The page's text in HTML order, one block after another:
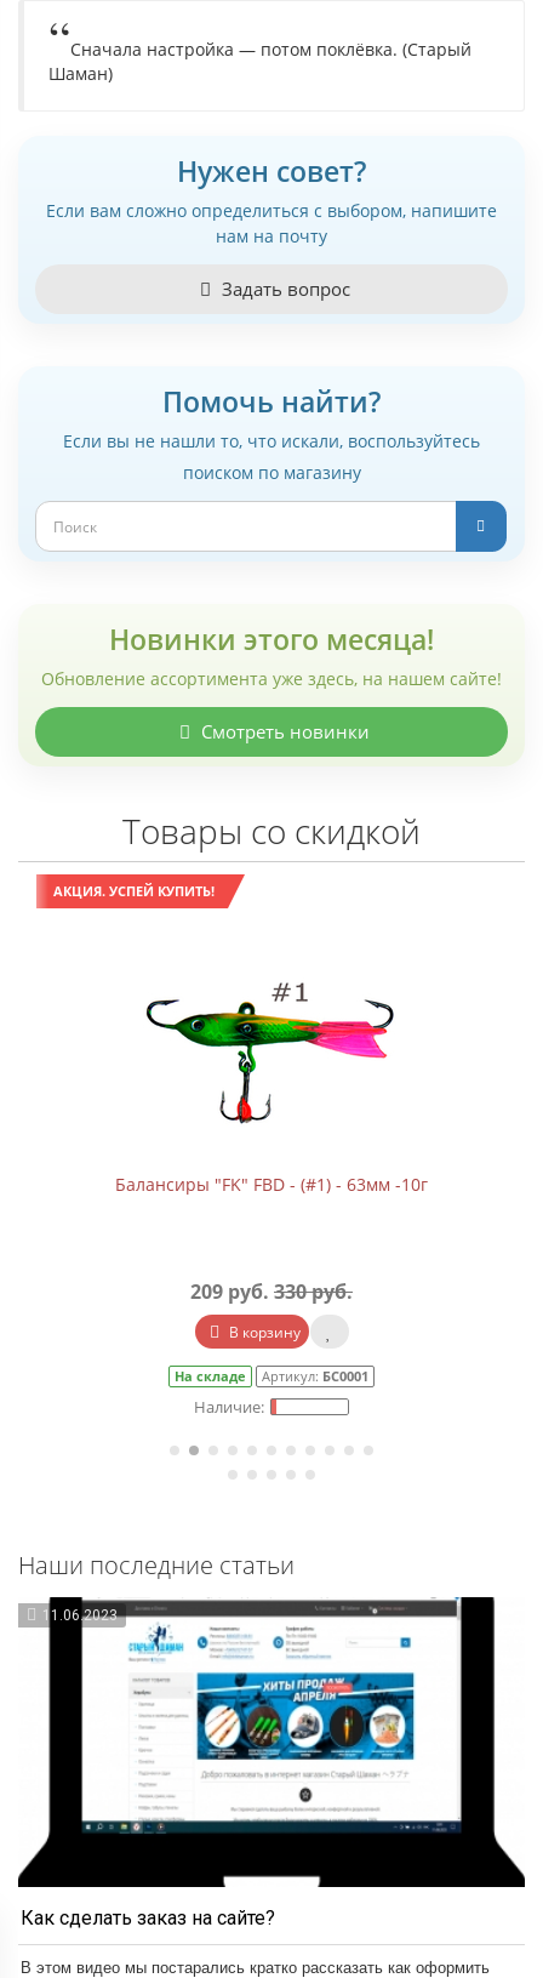
Сначала настройка — потом поклёвка. (Старый
Шаман)
Нужен совет?
Если вам сложно определиться с выбором, напишите
нам на почту
Задать вопрос
Помочь найти?
Если вы не нашли то, что искали, воспользуйтесь
поиском по магазину
Новинки этого месяца!
Обновление ассортимента уже здесь, на нашем сайте!
Смотреть новинки
Товары со скидкой
АКЦИЯ. УСПЕЙ КУПИТЬ!
Балансиры "FK" FBD - (#1) - 63мм -10г
209 руб. 330 руб.
В корзину
На складе Артикул: БС0001
Наши последние статьи
11.06.2023
Как сделать заказ на сайте?
В этом видео мы постарались кратко рассказать как оформить